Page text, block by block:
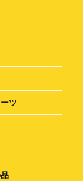
ツ